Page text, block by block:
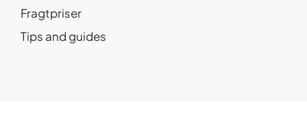
Fragtpriser
Tips and guides